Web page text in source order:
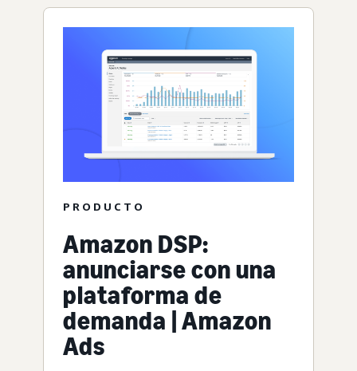
PRODUCTO
Amazon DSP:
anunciarse con una
plataforma de
demanda | Amazon
Ads